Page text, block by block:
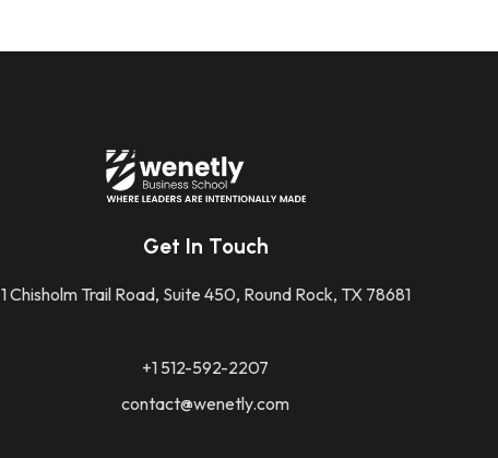
Get In Touch
1 Chisholm Trail Road, Suite 450, Round Rock, TX 78681
+1 512-592-2207
contact@wenetly.com